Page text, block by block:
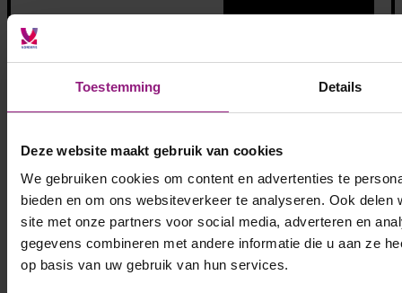
Toestemming Details
Deze website maakt gebruik van cookies
We gebruiken cookies om content en advertenties te
bieden en om ons websiteverkeer te analyseren. Ook
site met onze partners voor social media, adverteren en
gegevens combineren met andere informatie die u aan ze
op basis van uw gebruik van hun services.